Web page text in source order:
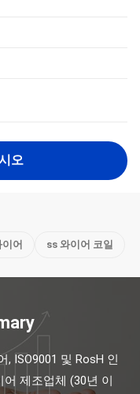
오
어 ss 와이어 코일
ISO9001 및 RosH 인
제조업체 (30년 이